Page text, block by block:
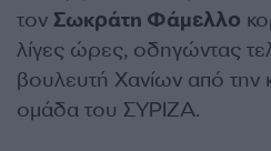
τον Σωκράτη Φάμελλο
λίγες ώρες, οδηγώντας
βουλευτή Χανίων από την
ομάδα του ΣΥΡΙΖΑ.